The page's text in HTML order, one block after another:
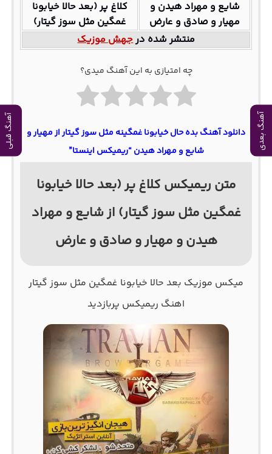
آهنگ بعدی آهنگ قبلی
شایع و مهراد هیدن و
مهیار و صادق و عارض
کلاغ پر (بعد حالا خیابونا
غمگین مثل سوز گیتار)
منتشر شده درجهش موزیک
چه امتیازی به این آهنگ میدی؟
دانلود آهنگ بده حال خیابونا غمگینه مثل سوز گیتار از مهیار و
شایع و مهراد هیدن “ریمیکس اینستا”
متن ریمیکس کلاغ پر (بعد حالا خیابونا
غمگین مثل سوز گیتار) از شایع و مهراد
هیدن و مهیار و صادق و عارض
میکس موزیک بعد حالا خیابونا غمگین مثل سوز گیتار
اهنگ ریمیکس پربازدید